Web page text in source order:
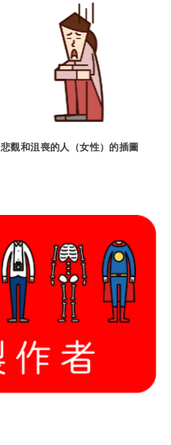
悲觀和沮喪的人（女性）的插圖